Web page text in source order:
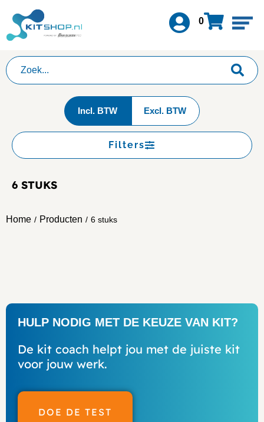
0
Incl. BTW Excl. BTW
Filters
6 STUKS
Home / Producten / 6 stuks
HULP NODIG MET DE KEUZE VAN KIT?
De kit coach helpt jou met de juiste kit
voor jouw werk.
DOE DE TEST